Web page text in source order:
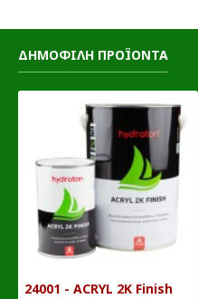
ΔΗΜΟΦΙΛΗ ΠΡΟΪΟΝΤΑ
24001 - ACRYL 2K Finish